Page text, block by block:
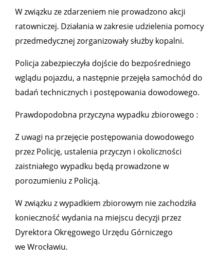
W związku ze zdarzeniem nie prowadzono akcji
ratowniczej. Działania w zakresie udzielenia pomocy
przedmedycznej zorganizowały służby kopalni.
Policja zabezpieczyła dojście do bezpośredniego
wglądu pojazdu, a następnie przejęła samochód do
badań technicznych i postępowania dowodowego.
Prawdopodobna przyczyna wypadku zbiorowego :
Z uwagi na przejęcie postępowania dowodowego
przez Policję, ustalenia przyczyn i okoliczności
zaistniałego wypadku będą prowadzone w
porozumieniu z Policją.
W związku z wypadkiem zbiorowym nie zachodziła
konieczność wydania na miejscu decyzji przez
Dyrektora Okręgowego Urzędu Górniczego
we Wrocławiu.